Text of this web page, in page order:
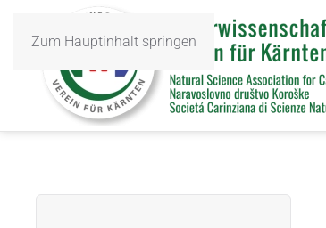
Zum Hauptinhalt springen